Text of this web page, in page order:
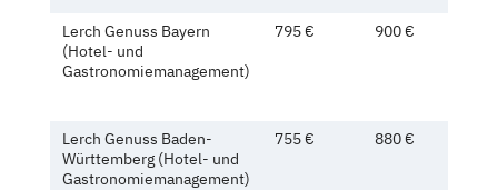
Lerch Genuss Bayern
(Hotel- und
Gastronomiemanagement)
795 € 900 €
Lerch Genuss Baden-
Württemberg (Hotel- und
Gastronomiemanagement)
755 € 880 €